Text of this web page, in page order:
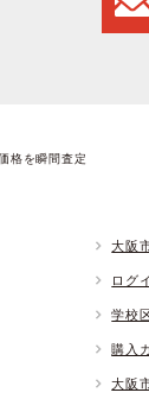
格を瞬間査定
大阪
ログ
学校
購入
大阪